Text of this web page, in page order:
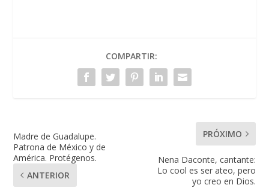
COMPARTIR:
Madre de Guadalupe.
Patrona de México y de
América. Protégenos.
ANTERIOR
PRÓXIMO
Nena Daconte, cantante:
Lo cool es ser ateo, pero
yo creo en Dios.